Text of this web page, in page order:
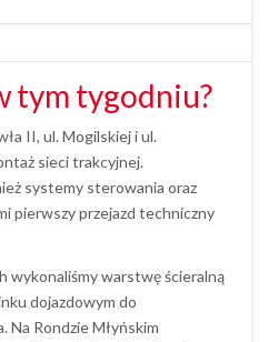
tym tygodniu?
II, ul. Mogilskiej i ul.
sieci trakcyjnej.
systemy sterowania oraz
pierwszy przejazd techniczny
wykonaliśmy warstwę ścieralną
dojazdowym do
Na Rondzie Młyńskim